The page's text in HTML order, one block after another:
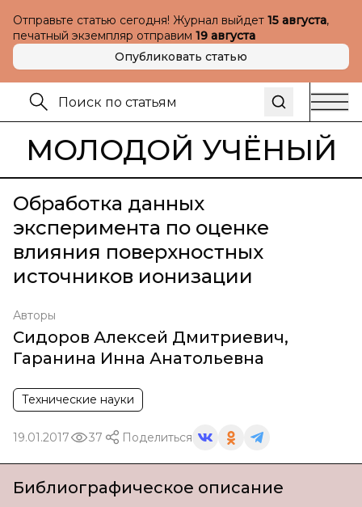
Отправьте статью сегодня! Журнал выйдет 15 августа,
печатный экземпляр отправим 19 августа
Опубликовать статью
МОЛОДОЙ УЧЁНЫЙ
Обработка данных
эксперимента по оценке
влияния поверхностных
источников ионизации
Авторы
Сидоров Алексей Дмитриевич,
Гаранина Инна Анатольевна
Технические науки
19.01.2017 37 Поделиться
Библиографическое описание